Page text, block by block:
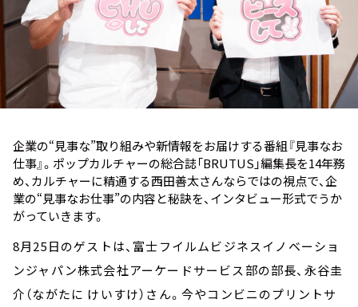
企業の“見事な”取り組みや新情報をお届けする番組『見事なお
仕事』。ポップカルチャーの総合誌「BRUTUS」編集長を14年務
め、カルチャーに精通する西田善太さんならではの視点で、企
業の“見事なお仕事”の内容と秘訣を、インタビュー形式でうか
がっていきます。
8月25日のゲストは、富士フイルムビジネスイノベーショ
ンジャパン株式会社アーケードサービス部の部長、永谷圭
介（ながたに けいすけ）さん。今やコンビニのプリントサ